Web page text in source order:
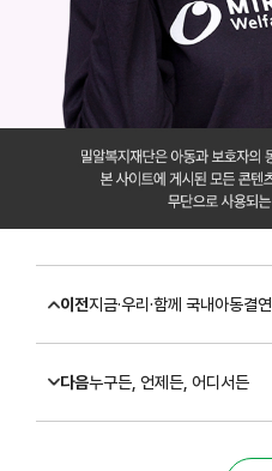
이전지금·우리·함께 국내아동결연
다음누구든, 언제든, 어디서든